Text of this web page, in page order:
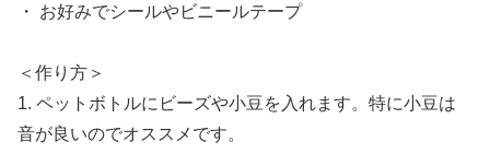
・ お好みでシールやビニールテープ
＜作り方＞
1. ペットボトルにビーズや小豆を入れます。特に小豆は
音が良いのでオススメです。